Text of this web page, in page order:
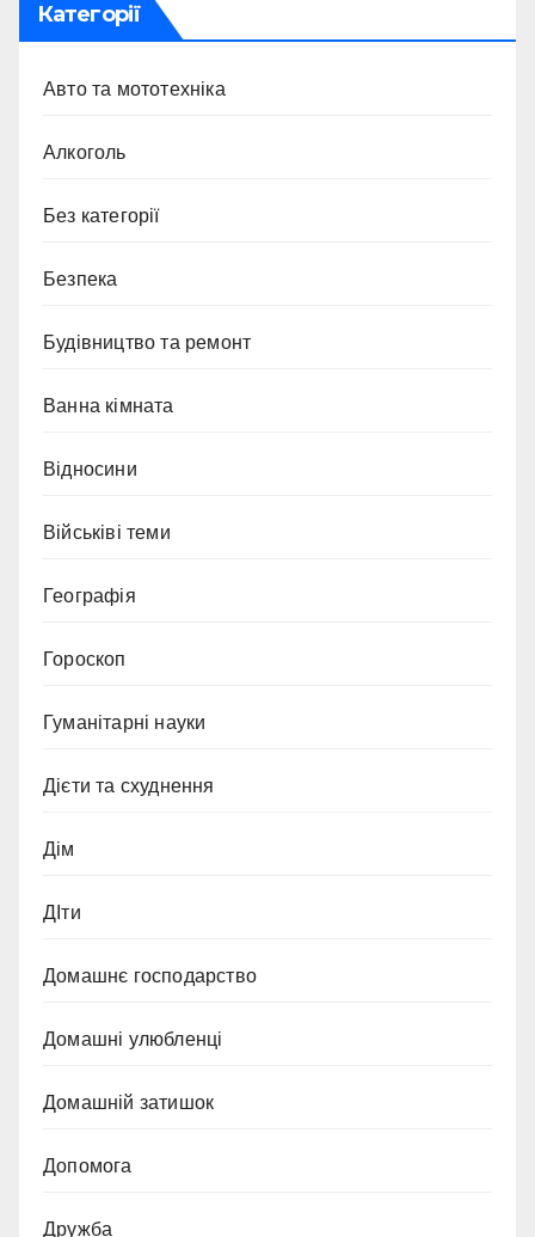
Категорії
Авто та мототехніка
Алкоголь
Без категорії
Безпека
Будівництво та ремонт
Ванна кімната
Відносини
Військіві теми
Географія
Гороскоп
Гуманітарні науки
Дієти та схуднення
Дім
ДІти
Домашнє господарство
Домашні улюбленці
Домашній затишок
Допомога
Дружба